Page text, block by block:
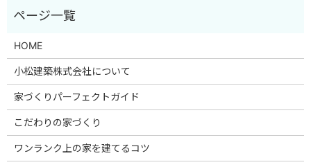
HOME
小松建築株式会社について
家づくりパーフェクトガイド
こだわりの家づくり
ワンランク上の家を建てるコツ